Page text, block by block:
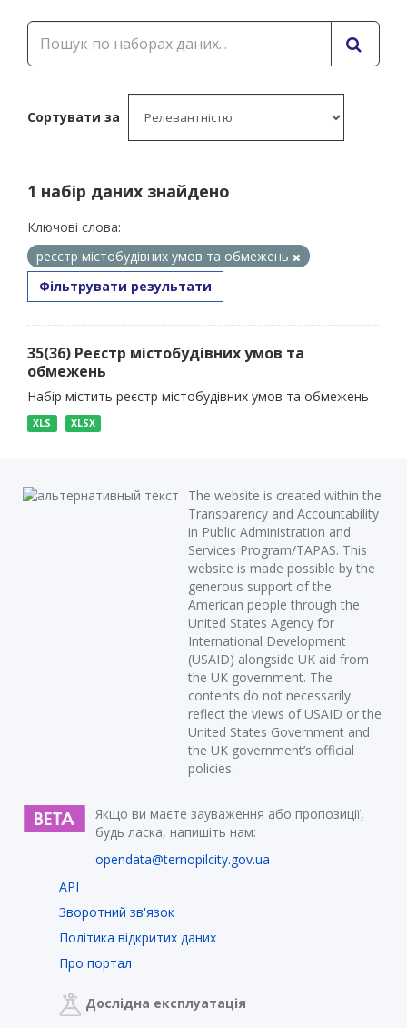
Сортувати за
1 набір даних знайдено
Ключові слова:
реєстр містобудівних умов та обмежень
Фільтрувати результати
35(36) Реєстр містобудівних умов та
обмежень
Набір містить реєстр містобудівних умов та обмежень
XLS XLSX
The website is created within the
Transparency and Accountability
in Public Administration and
Services Program/TAPAS. This
website is made possible by the
generous support of the
American people through the
United States Agency for
International Development
(USAID) alongside UK aid from
the UK government. The
contents do not necessarily
reflect the views of USAID or the
United States Government and
the UK government’s official
policies.
Якщо ви маєте зауваження або пропозиції,
будь ласка, напишіть нам:
opendata@ternopilcity.gov.ua
API
Зворотний зв'язок
Політика відкритих даних
Про портал
Дослідна експлуатація